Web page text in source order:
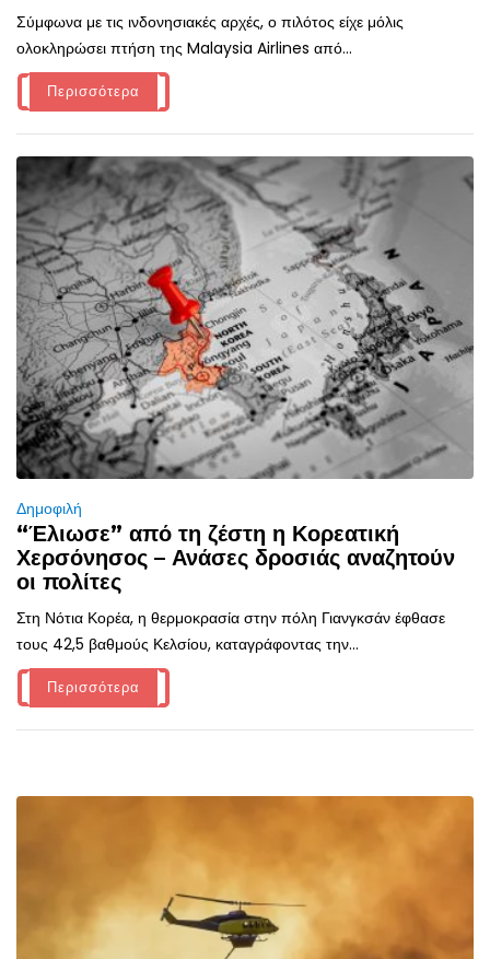
Σύμφωνα με τις ινδονησιακές αρχές, ο πιλότος είχε μόλις
ολοκληρώσει πτήση της Malaysia Airlines από...
Περισσότερα
Δημοφιλή
“Έλιωσε” από τη ζέστη η Κορεατική
Χερσόνησος – Ανάσες δροσιάς αναζητούν
οι πολίτες
Στη Νότια Κορέα, η θερμοκρασία στην πόλη Γιανγκσάν έφθασε
τους 42,5 βαθμούς Κελσίου, καταγράφοντας την...
Περισσότερα